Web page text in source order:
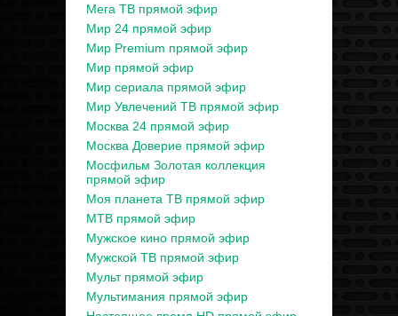
Мега ТВ прямой эфир
Мир 24 прямой эфир
Мир Premium прямой эфир
Мир прямой эфир
Мир сериала прямой эфир
Мир Увлечений ТВ прямой эфир
Москва 24 прямой эфир
Москва Доверие прямой эфир
Мосфильм Золотая коллекция
прямой эфир
Моя планета ТВ прямой эфир
МТВ прямой эфир
Мужское кино прямой эфир
Мужской ТВ прямой эфир
Мульт прямой эфир
Мультимания прямой эфир